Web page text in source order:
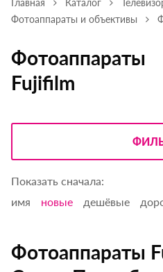
Главная Каталог
Фотоаппараты и объективы
Фотоаппараты
Fujifilm
Показать сначала:
имя
новые дешёвые
Фотоаппараты